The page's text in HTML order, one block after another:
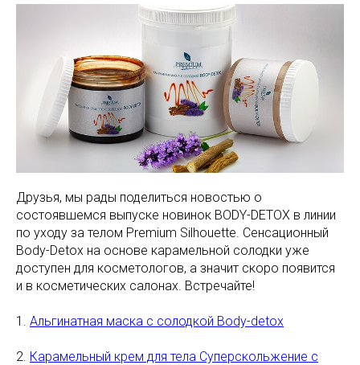
Друзья, мы рады поделиться новостью о
состоявшемся выпуске новинок BODY-DETOX в линии
по уходу за телом Premium Silhouette. Сенсационный
Body-Detox на основе карамельной солодки уже
доступен для косметологов, а значит скоро появится
и в косметических салонах. Встречайте!
1. Альгинатная маска с солодкой Body-detox
2. Карамельный крем для тела Суперскольжение с